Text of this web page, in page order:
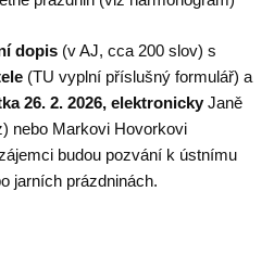
dopis (v AJ, cca 200 slov) s
(TU vyplní příslušný formulář) a
26. 2. 2026,elektronicky Janě
nebo Markovi Hovorkovi
budou pozvání k ústnímu
jarních prázdninách.